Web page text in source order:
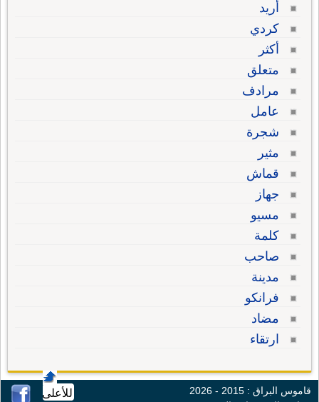
أريد
كردي
أكثر
متعلق
مرادف
عامل
شجرة
مثير
قماش
جهاز
مسيو
كلمة
صاحب
مدينة
فرانكو
مضاد
ارتقاء
للأعلى
قاموس البراق : 2015 - 2026